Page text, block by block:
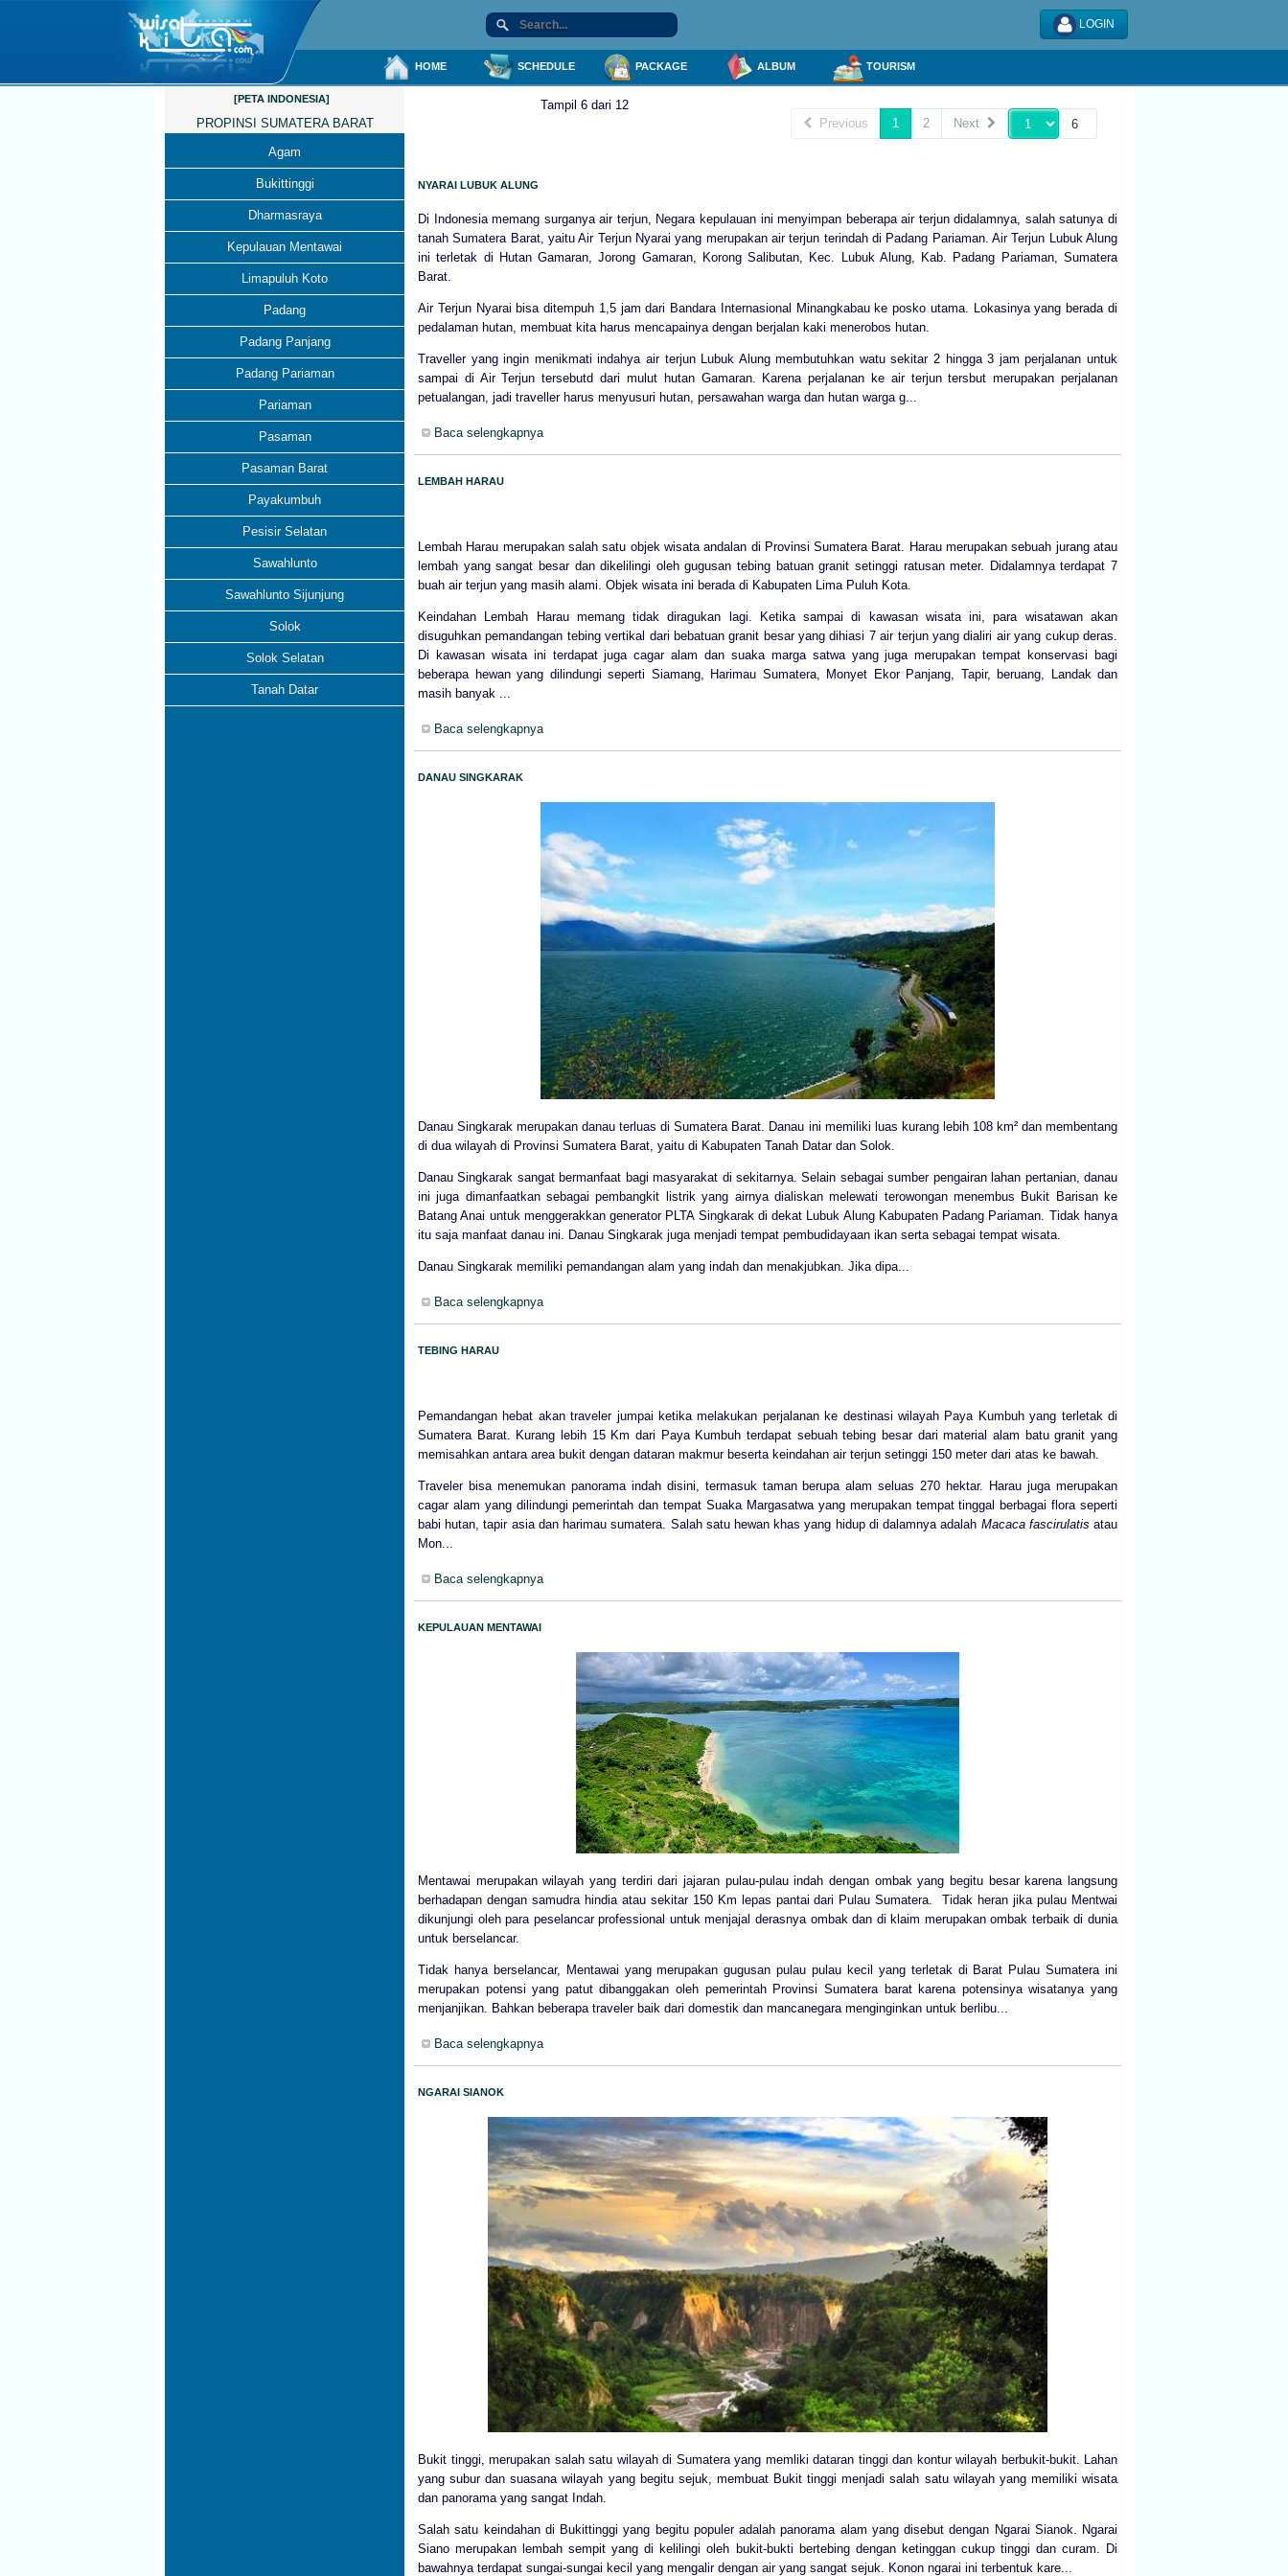
LOGIN
HOME SCHEDULE PACKAGE ALBUM TOURISM
[PETA INDONESIA]
PROPINSI SUMATERA BARAT
Agam
Bukittinggi
Dharmasraya
Kepulauan Mentawai
Limapuluh Koto
Padang
Padang Panjang
Padang Pariaman
Pariaman
Pasaman
Pasaman Barat
Payakumbuh
Pesisir Selatan
Sawahlunto
Sawahlunto Sijunjung
Solok
Solok Selatan
Tanah Datar
Tampil 6 dari 12
Previous
1 2 Next
NYARAI LUBUK ALUNG
Di Indonesia memang surganya air terjun, Negara kepulauan ini menyimpan beberapa air terjun didalamnya, salah satunya di
tanah Sumatera Barat, yaitu Air Terjun Nyarai yang merupakan air terjun terindah di Padang Pariaman. Air Terjun Lubuk Alung
ini terletak di Hutan Gamaran, Jorong Gamaran, Korong Salibutan, Kec. Lubuk Alung, Kab. Padang Pariaman, Sumatera
Barat.
Air Terjun Nyarai bisa ditempuh 1,5 jam dari Bandara Internasional Minangkabau ke posko utama. Lokasinya yang berada di
pedalaman hutan, membuat kita harus mencapainya dengan berjalan kaki menerobos hutan.
Traveller yang ingin menikmati indahya air terjun Lubuk Alung membutuhkan watu sekitar 2 hingga 3 jam perjalanan untuk
sampai di Air Terjun tersebutd dari mulut hutan Gamaran. Karena perjalanan ke air terjun tersbut merupakan perjalanan
petualangan, jadi traveller harus menyusuri hutan, persawahan warga dan hutan warga g...
Baca selengkapnya
LEMBAH HARAU
Lembah Harau merupakan salah satu objek wisata andalan di Provinsi Sumatera Barat. Harau merupakan sebuah jurang atau
lembah yang sangat besar dan dikelilingi oleh gugusan tebing batuan granit setinggi ratusan meter. Didalamnya terdapat 7
buah air terjun yang masih alami. Objek wisata ini berada di Kabupaten Lima Puluh Kota.
Keindahan Lembah Harau memang tidak diragukan lagi. Ketika sampai di kawasan wisata ini, para wisatawan akan
disuguhkan pemandangan tebing vertikal dari bebatuan granit besar yang dihiasi 7 air terjun yang dialiri air yang cukup deras.
Di kawasan wisata ini terdapat juga cagar alam dan suaka marga satwa yang juga merupakan tempat konservasi bagi
beberapa hewan yang dilindungi seperti Siamang, Harimau Sumatera, Monyet Ekor Panjang, Tapir, beruang, Landak dan
masih banyak ...
Baca selengkapnya
DANAU SINGKARAK
Danau Singkarak merupakan danau terluas di Sumatera Barat. Danau ini memiliki luas kurang lebih 108 km² dan membentang
di dua wilayah di Provinsi Sumatera Barat, yaitu di Kabupaten Tanah Datar dan Solok.
Danau Singkarak sangat bermanfaat bagi masyarakat di sekitarnya. Selain sebagai sumber pengairan lahan pertanian, danau
ini juga dimanfaatkan sebagai pembangkit listrik yang airnya dialiskan melewati terowongan menembus Bukit Barisan ke
Batang Anai untuk menggerakkan generator PLTA Singkarak di dekat Lubuk Alung Kabupaten Padang Pariaman. Tidak hanya
itu saja manfaat danau ini. Danau Singkarak juga menjadi tempat pembudidayaan ikan serta sebagai tempat wisata.
Danau Singkarak memiliki pemandangan alam yang indah dan menakjubkan. Jika dipa...
Baca selengkapnya
TEBING HARAU
Pemandangan hebat akan traveler jumpai ketika melakukan perjalanan ke destinasi wilayah Paya Kumbuh yang terletak di
Sumatera Barat. Kurang lebih 15 Km dari Paya Kumbuh terdapat sebuah tebing besar dari material alam batu granit yang
memisahkan antara area bukit dengan dataran makmur beserta keindahan air terjun setinggi 150 meter dari atas ke bawah.
Traveler bisa menemukan panorama indah disini, termasuk taman berupa alam seluas 270 hektar. Harau juga merupakan
cagar alam yang dilindungi pemerintah dan tempat Suaka Margasatwa yang merupakan tempat tinggal berbagai flora seperti
babi hutan, tapir asia dan harimau sumatera. Salah satu hewan khas yang hidup di dalamnya adalah Macaca fascirulatis atau
Mon...
Baca selengkapnya
KEPULAUAN MENTAWAI
Mentawai merupakan wilayah yang terdiri dari jajaran pulau-pulau indah dengan ombak yang begitu besar karena langsung
berhadapan dengan samudra hindia atau sekitar 150 Km lepas pantai dari Pulau Sumatera. Tidak heran jika pulau Mentwai
dikunjungi oleh para peselancar professional untuk menjajal derasnya ombak dan di klaim merupakan ombak terbaik di dunia
untuk berselancar.
Tidak hanya berselancar, Mentawai yang merupakan gugusan pulau pulau kecil yang terletak di Barat Pulau Sumatera ini
merupakan potensi yang patut dibanggakan oleh pemerintah Provinsi Sumatera barat karena potensinya wisatanya yang
menjanjikan. Bahkan beberapa traveler baik dari domestik dan mancanegara menginginkan untuk berlibu...
Baca selengkapnya
NGARAI SIANOK
Bukit tinggi, merupakan salah satu wilayah di Sumatera yang memliki dataran tinggi dan kontur wilayah berbukit-bukit. Lahan
yang subur dan suasana wilayah yang begitu sejuk, membuat Bukit tinggi menjadi salah satu wilayah yang memiliki wisata
dan panorama yang sangat Indah.
Salah satu keindahan di Bukittinggi yang begitu populer adalah panorama alam yang disebut dengan Ngarai Sianok. Ngarai
Siano merupakan lembah sempit yang di kelilingi oleh bukit-bukti bertebing dengan ketinggan cukup tinggi dan curam. Di
bawahnya terdapat sungai-sungai kecil yang mengalir dengan air yang sangat sejuk. Konon ngarai ini terbentuk kare...